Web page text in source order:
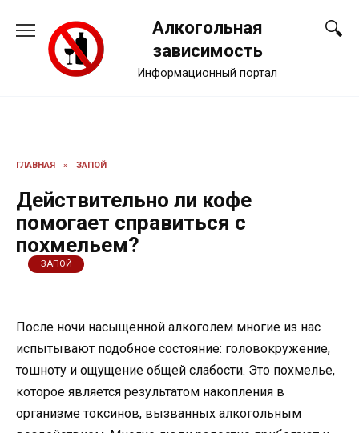
содержанию
Алкогольная
зависимость
Информационный портал
ГЛАВНАЯ » ЗАПОЙ
Действительно ли кофе
помогает справиться с
похмельем?
ЗАПОЙ
После ночи насыщенной алкоголем многие из нас
испытывают подобное состояние: головокружение,
тошноту и ощущение общей слабости. Это похмелье,
которое является результатом накопления в
организме токсинов, вызванных алкогольным